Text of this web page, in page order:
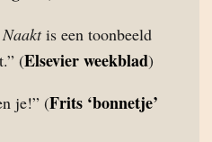
is een toonbeeld
(Elsevier weekblad)
je!” (Frits ‘bonnetje’